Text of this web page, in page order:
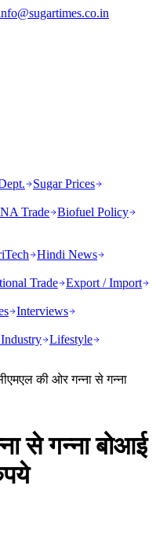
Sugar Prices
Trade Biofuel Policy
Hindi News
Trade Export / Import
Interviews
Lifestyle
की ओर गन्ना से गन्ना
से गन्ना बोआई